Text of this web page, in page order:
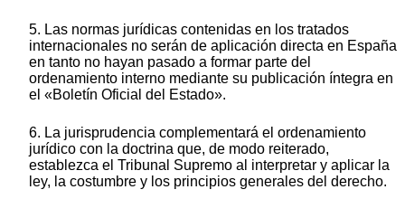
5. Las normas jurídicas contenidas en los tratados
internacionales no serán de aplicación directa en España
en tanto no hayan pasado a formar parte del
ordenamiento interno mediante su publicación íntegra en
el «Boletín Oficial del Estado».
6. La jurisprudencia complementará el ordenamiento
jurídico con la doctrina que, de modo reiterado,
establezca el Tribunal Supremo al interpretar y aplicar la
ley, la costumbre y los principios generales del derecho.